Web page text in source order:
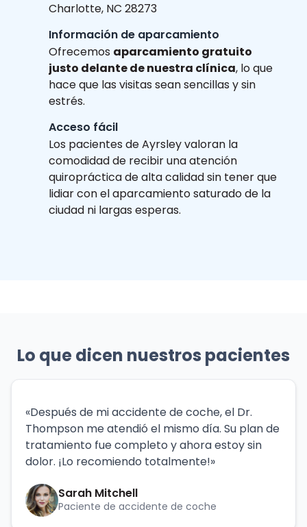
Charlotte, NC 28273
Información de aparcamiento
Ofrecemos aparcamiento gratuito
justo delante de nuestra clínica, lo que
hace que las visitas sean sencillas y sin
estrés.
Acceso fácil
Los pacientes de Ayrsley valoran la
comodidad de recibir una atención
quiropráctica de alta calidad sin tener que
lidiar con el aparcamiento saturado de la
ciudad ni largas esperas.
Lo que dicen nuestros pacientes
«Después de mi accidente de coche, el Dr.
Thompson me atendió el mismo día. Su plan de
tratamiento fue completo y ahora estoy sin
dolor. ¡Lo recomiendo totalmente!»
Sarah Mitchell
Paciente de accidente de coche